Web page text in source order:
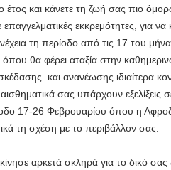
και κάνετε τη ζωή σας πιο
επαγγελματικές εκκρεμότητες, για
τη περίοδο από τις 17 του
θα φέρει αταξία στην
και ανανέωσης ιδιαίτερα
σας υπάρχουν εξελίξεις
17-26 Φεβρουαρίου όπου η
τη σχέση με το περιβάλλον σας.
αρκετά σκληρά για το δικό σας